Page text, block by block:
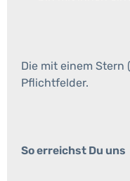
Die mit einem Stern
Pflichtfelder.
So erreichst Du uns